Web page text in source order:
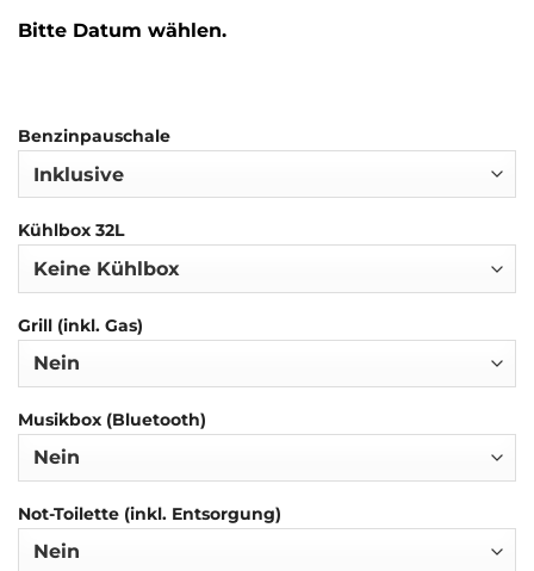
Bitte Datum wählen.
Benzinpauschale
Kühlbox 32L
Grill (inkl. Gas)
Musikbox (Bluetooth)
Not-Toilette (inkl. Entsorgung)